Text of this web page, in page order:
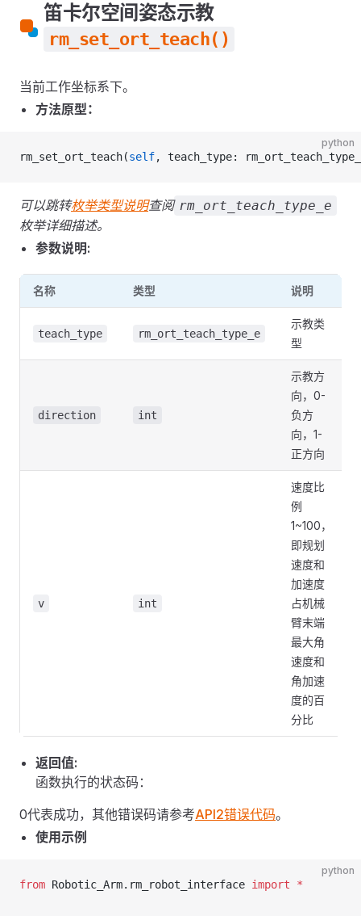
笛卡尔空间姿态示教
rm_set_ort_teach()
当前工作坐标系下。
方法原型：
python
rm_set_ort_teach(self, teach_type:
可以跳转枚举类型说明查阅 rm_ort_teach_type_e
枚举详细描述。
参数说明:
名称 类型 说明
teach_type rm_ort_teach_type_e
示教类
型
direction int
示教方
向，0-
负方
向，1-
正方向
v int
速度比
例
1~100，
即规划
速度和
加速度
占机械
臂末端
最大角
速度和
角加速
度的百
分比
返回值:
函数执行的状态码：
0代表成功，其他错误码请参考API2错误代码。
使用示例
python
from Robotic_Arm.rm_robot_interface import *